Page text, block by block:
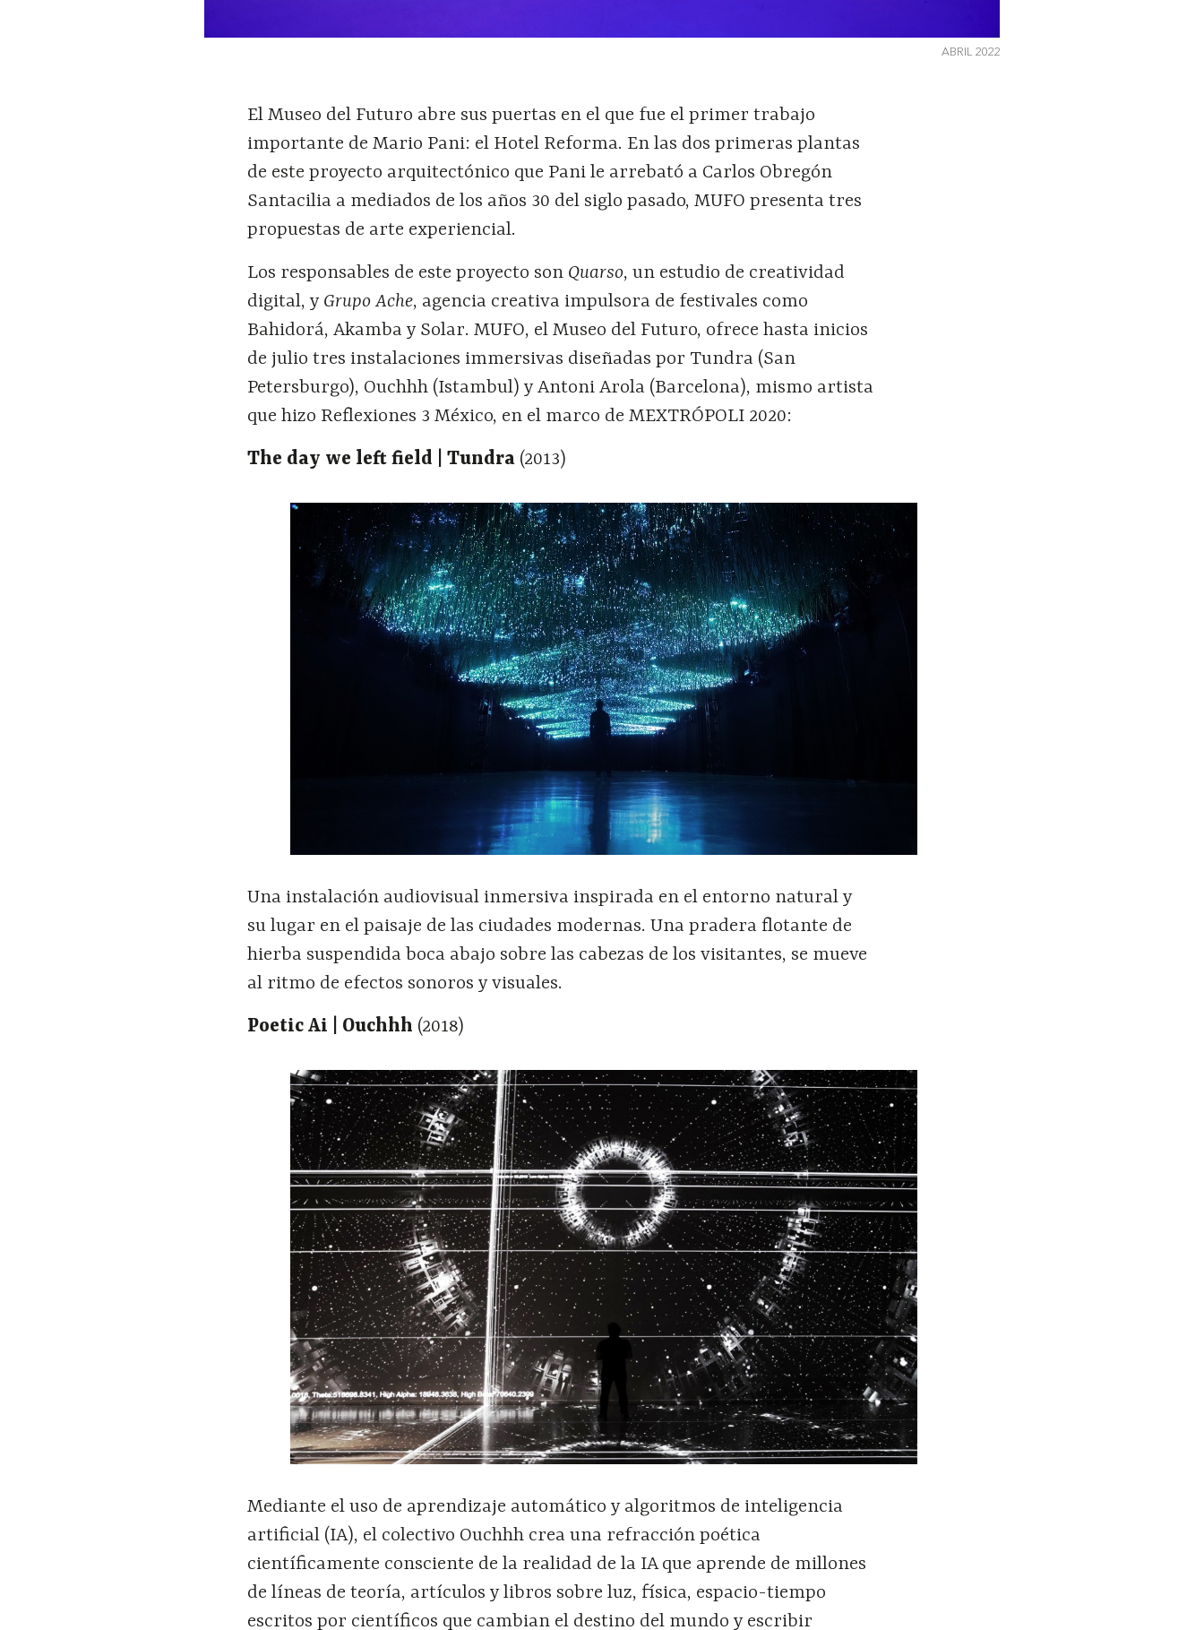
ABRIL 2022
El Museo del Futuro abre sus puertas en el que fue el primer trabajo
importante de Mario Pani: el Hotel Reforma. En las dos primeras plantas
de este proyecto arquitectónico que Pani le arrebató a Carlos Obregón
Santacilia a mediados de los años 30 del siglo pasado, MUFO presenta tres
propuestas de arte experiencial.
Los responsables de este proyecto son Quarso, un estudio de creatividad
digital, y Grupo Ache, agencia creativa impulsora de festivales como
Bahidorá, Akamba y Solar. MUFO, el Museo del Futuro, ofrece hasta inicios
de julio tres instalaciones immersivas diseñadas por Tundra (San
Petersburgo), Ouchhh (Istambul) y Antoni Arola (Barcelona), mismo artista
que hizo Reflexiones 3 México, en el marco de MEXTRÓPOLI 2020:
The day we left field | Tundra (2013)
Una instalación audiovisual inmersiva inspirada en el entorno natural y
su lugar en el paisaje de las ciudades modernas. Una pradera flotante de
hierba suspendida boca abajo sobre las cabezas de los visitantes, se mueve
al ritmo de efectos sonoros y visuales.
Poetic Ai | Ouchhh (2018)
Mediante el uso de aprendizaje automático y algoritmos de inteligencia
artificial (IA), el colectivo Ouchhh crea una refracción poética
científicamente consciente de la realidad de la IA que aprende de millones
de líneas de teoría, artículos y libros sobre luz, física, espacio-tiempo
escritos por científicos que cambian el destino del mundo y escribir